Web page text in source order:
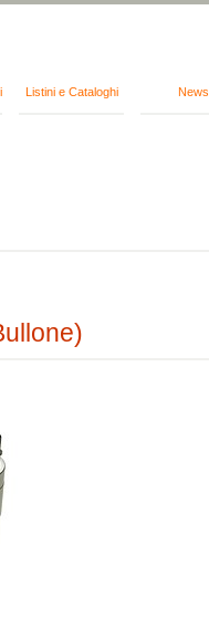
Listini e Cataloghi News